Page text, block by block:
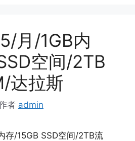
月/1GB内
空间/2TB
达拉斯
者 admin
存/15GB SSD空间/2TB流